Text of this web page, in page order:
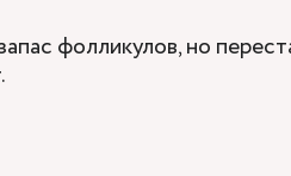
фолликулов, но